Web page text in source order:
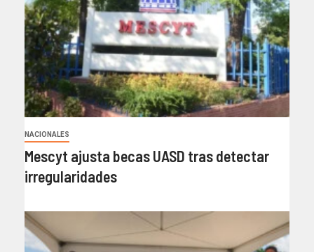
NACIONALES
Mescyt ajusta becas UASD tras detectar
irregularidades